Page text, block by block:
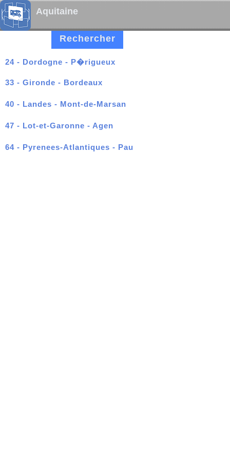
Aquitaine
Rechercher
24 - Dordogne - P�rigueux
33 - Gironde - Bordeaux
40 - Landes - Mont-de-Marsan
47 - Lot-et-Garonne - Agen
64 - Pyrenees-Atlantiques - Pau